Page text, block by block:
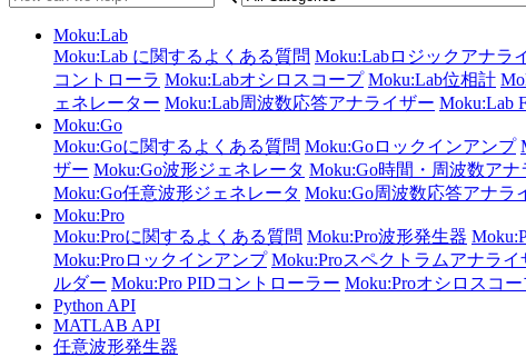
Moku:Lab
Moku:Lab に関するよくある質問 Moku:Labロジックアナラ
コントローラ Moku:Labオシロスコープ Moku:Lab位相計
ェネレーター Moku:Lab周波数応答アナライザー Moku:Lab
Moku:Go
Moku:Goに関するよくある質問 Moku:Goロックインアンプ
ザー Moku:Go波形ジェネレータ Moku:Go時間・周波数アナ
Moku:Go任意波形ジェネレータ Moku:Go周波数応答アナラ
Moku:Pro
Moku:Proに関するよくある質問 Moku:Pro波形発生器
Moku:Proロックインアンプ Moku:Proスペクトラムアナライ
ルダー Moku:Pro PIDコントローラー Moku:Proオシロスコ
Python API
MATLAB API
任意波形発生器